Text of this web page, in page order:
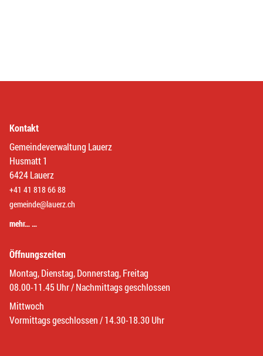
Kontakt
Gemeindeverwaltung Lauerz
Husmatt 1
6424 Lauerz
+41 41 818 66 88
gemeinde@lauerz.ch
mehr… …
Öffnungszeiten
Montag, Dienstag, Donnerstag, Freitag
08.00-11.45 Uhr / Nachmittags geschlossen
Mittwoch
Vormittags geschlossen / 14.30-18.30 Uhr